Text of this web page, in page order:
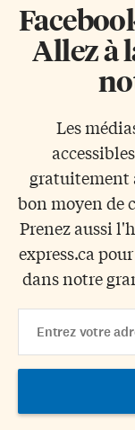
Allez à
Les
gratuitement
bon moyen de
Prenez aussi
express.ca
dans notre
Address